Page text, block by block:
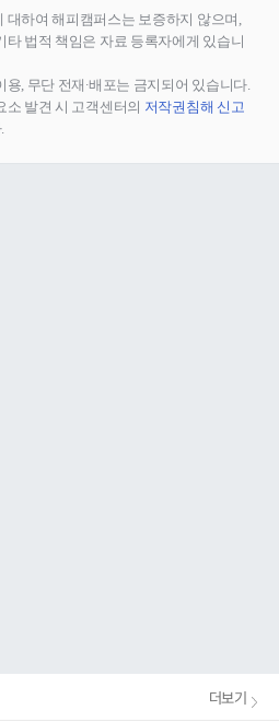
대하여 해피캠퍼스는 보증하지 않으며,
법적 책임은 자료 등록자에게 있습니
, 무단 전재∙배포는 금지되어 있습니다.
소 발견 시 고객센터의 저작권침해 신고
더보기